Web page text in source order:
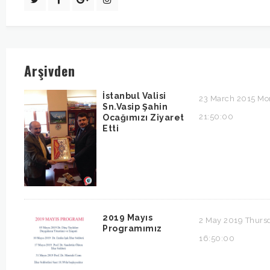
Arşivden
İstanbul Valisi
Sn.Vasip Şahin
Ocağımızı Ziyaret
Etti
23 March 2015
21:50:00
2019 Mayıs
Programımız
2 May 2019
16:50:00